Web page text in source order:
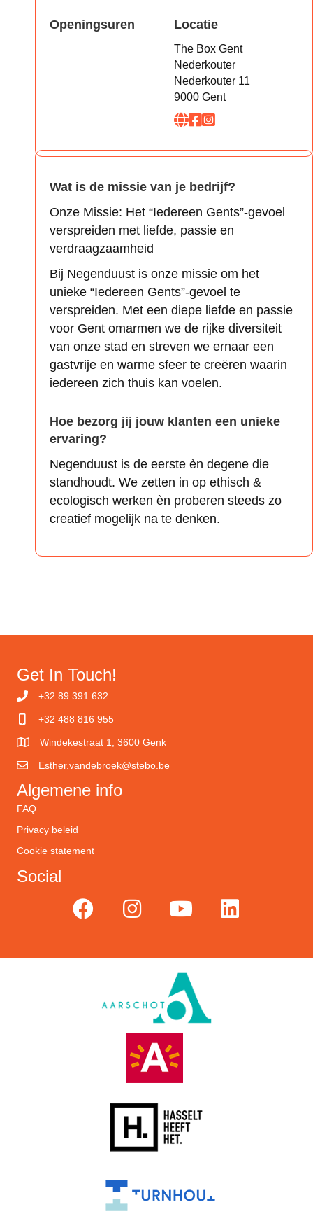
Openingsuren Locatie
The Box Gent
Nederkouter
Nederkouter 11
9000 Gent
Wat is de missie van je bedrijf?
Onze Missie: Het “Iedereen Gents”-gevoel
verspreiden met liefde, passie en
verdraagzaamheid
Bij Negenduust is onze missie om het
unieke “Iedereen Gents”-gevoel te
verspreiden. Met een diepe liefde en passie
voor Gent omarmen we de rijke diversiteit
van onze stad en streven we ernaar een
gastvrije en warme sfeer te creëren waarin
iedereen zich thuis kan voelen.
Hoe bezorg jij jouw klanten een unieke
ervaring?
Negenduust is de eerste èn degene die
standhoudt. We zetten in op ethisch &
ecologisch werken èn proberen steeds zo
creatief mogelijk na te denken.
Get In Touch!
+32 89 391 632
+32 488 816 955
Windekestraat 1, 3600 Genk
Esther.vandebroek@stebo.be
Algemene info
FAQ
Privacy beleid
Cookie statement
Social